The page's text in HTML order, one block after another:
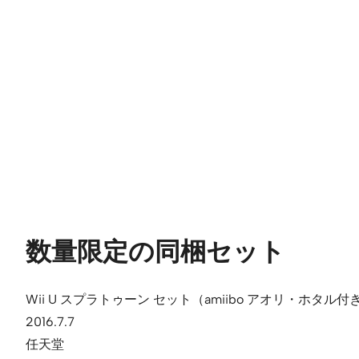
数量限定の同梱セット
Wii U スプラトゥーン セット（amiibo アオリ・ホタル付
2016.7.7
任天堂